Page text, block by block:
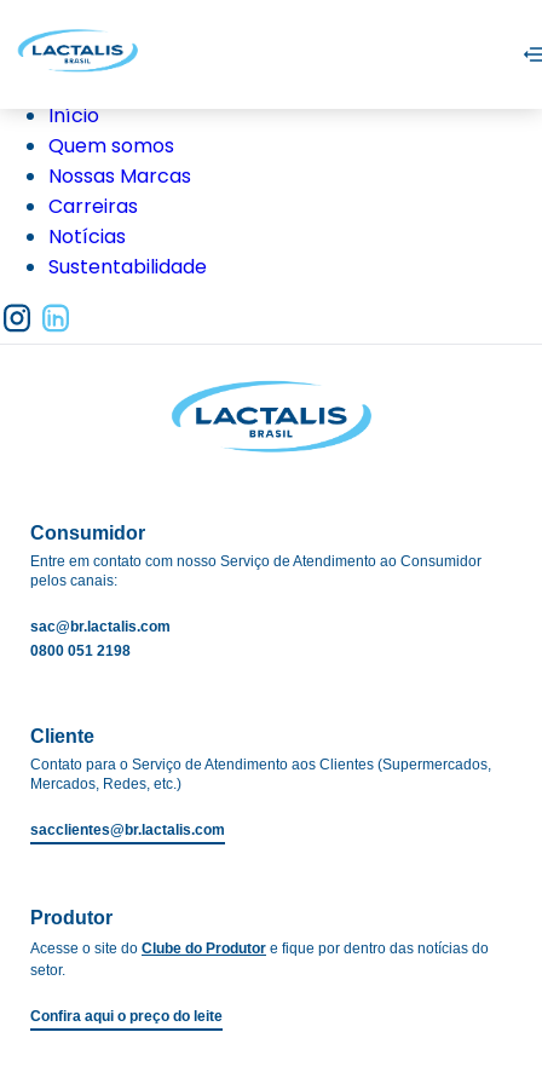
Início
Quem somos
Nossas Marcas
Carreiras
Notícias
Sustentabilidade
Consumidor
Entre em contato com nosso Serviço de Atendimento ao Consumidor
pelos canais:
sac@br.lactalis.com
0800 051 2198
Cliente
Contato para o Serviço de Atendimento aos Clientes (Supermercados,
Mercados, Redes, etc.)
sacclientes@br.lactalis.com
Produtor
Acesse o site do Clube do Produtor e fique por dentro das notícias do
setor.
Confira aqui o preço do leite